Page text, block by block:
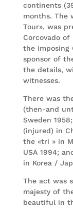
continents
months. The
Tour», was
Corcovado
the imposing
sponsor of
the details,
witnesses.
There was
(then-and
Sweden
(injured) in
the «tri » in
USA 1994;
in Korea /
The act was
majesty of
beautiful in